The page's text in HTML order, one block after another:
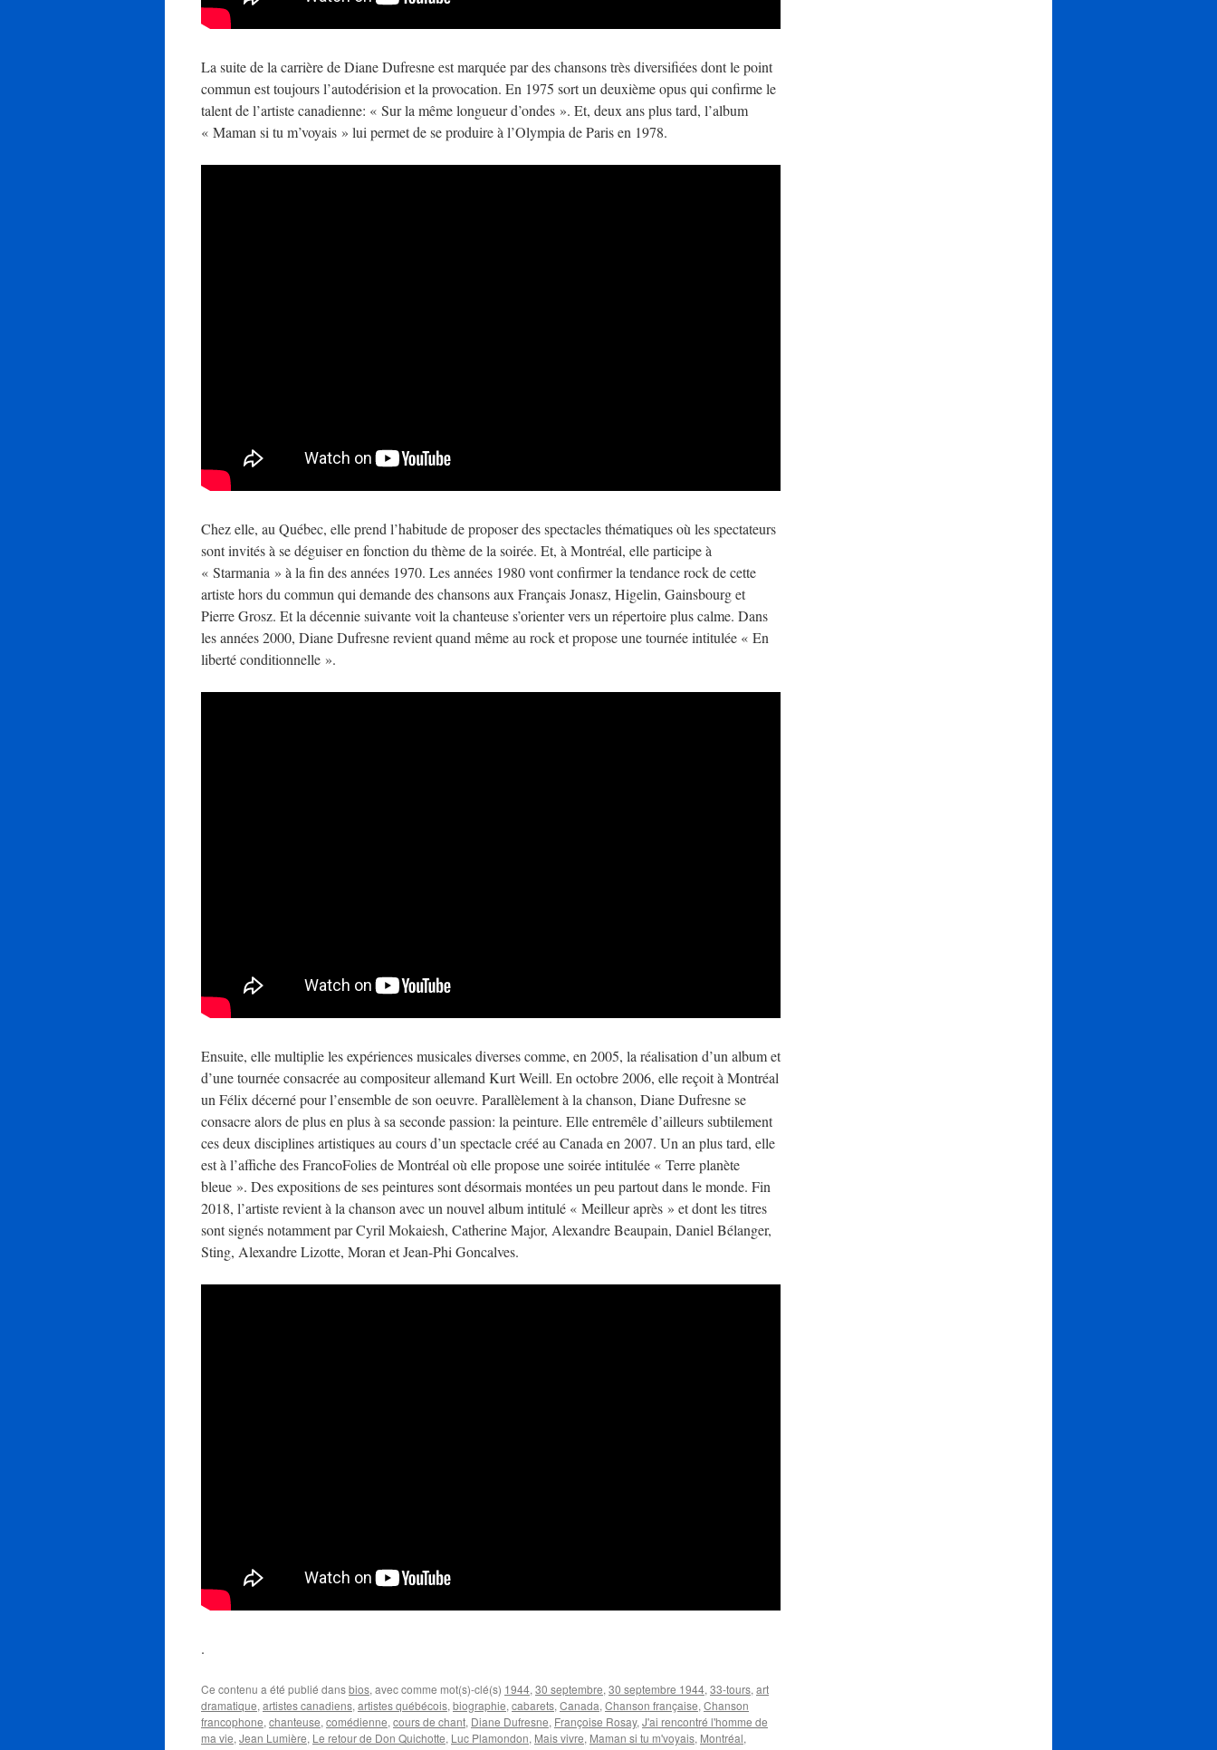
La suite de la carrière de Diane Dufresne est marquée par des chansons très diversifiées dont le point
commun est toujours l’autodérision et la provocation. En 1975 sort un deuxième opus qui confirme le
talent de l’artiste canadienne: « Sur la même longueur d’ondes ». Et, deux ans plus tard, l’album
« Maman si tu m’voyais » lui permet de se produire à l’Olympia de Paris en 1978.
Chez elle, au Québec, elle prend l’habitude de proposer des spectacles thématiques où les spectateurs
sont invités à se déguiser en fonction du thème de la soirée. Et, à Montréal, elle participe à
« Starmania » à la fin des années 1970. Les années 1980 vont confirmer la tendance rock de cette
artiste hors du commun qui demande des chansons aux Français Jonasz, Higelin, Gainsbourg et
Pierre Grosz. Et la décennie suivante voit la chanteuse s’orienter vers un répertoire plus calme. Dans
les années 2000, Diane Dufresne revient quand même au rock et propose une tournée intitulée « En
liberté conditionnelle ».
Ensuite, elle multiplie les expériences musicales diverses comme, en 2005, la réalisation d’un album et
d’une tournée consacrée au compositeur allemand Kurt Weill. En octobre 2006, elle reçoit à Montréal
un Félix décerné pour l’ensemble de son oeuvre. Parallèlement à la chanson, Diane Dufresne se
consacre alors de plus en plus à sa seconde passion: la peinture. Elle entremêle d’ailleurs subtilement
ces deux disciplines artistiques au cours d’un spectacle créé au Canada en 2007. Un an plus tard, elle
est à l’affiche des FrancoFolies de Montréal où elle propose une soirée intitulée « Terre planète
bleue ». Des expositions de ses peintures sont désormais montées un peu partout dans le monde. Fin
2018, l’artiste revient à la chanson avec un nouvel album intitulé « Meilleur après » et dont les titres
sont signés notamment par Cyril Mokaiesh, Catherine Major, Alexandre Beaupain, Daniel Bélanger,
Sting, Alexandre Lizotte, Moran et Jean-Phi Goncalves.
.
Ce contenu a été publié dansbios, avec comme mot(s)-clé(s) 1944, 30 septembre, 30 septembre 1944, 33-tours, art
dramatique, artistes canadiens, artistes québécois, biographie, cabarets, Canada, Chanson française, Chanson
francophone, chanteuse, comédienne, cours de chant, Diane Dufresne, Françoise Rosay, J'ai rencontré l'homme de
ma vie, Jean Lumière, Le retour de Don Quichotte, Luc Plamondon, Mais vivre, Maman si tu m'voyais, Montréal,